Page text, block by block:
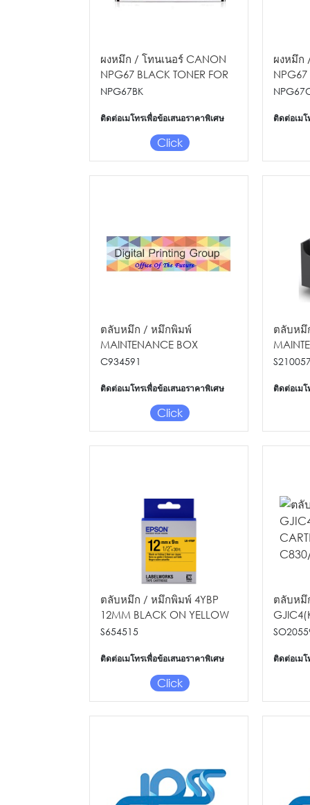
Click
ผงหมึก / โทนเนอร์ CANON
NPG67 BLACK TONER FOR
CANON COPIER
NPG67BK
ติดต่อเมโทรเพื่อข้อเสนอราคาพิเศษ
ผงหมึก
NPG67
ติดต่อเมโ
Click
ตลับหมึก / หมึกพิมพ์
MAINTENANCE BOX
L15150/L15160
C934591
ติดต่อเมโทรเพื่อข้อเสนอราคาพิเศษ
ตลับหมึ
SC-
ติดต่อเมโ
Click
ตลับหมึก / หมึกพิมพ์ 4YBP
12MM BLACK ON YELLOW
TAPE
S654515
ติดต่อเมโทรเพื่อข้อเสนอราคาพิเศษ
ตลับห
FOR
ติดต่อเมโ